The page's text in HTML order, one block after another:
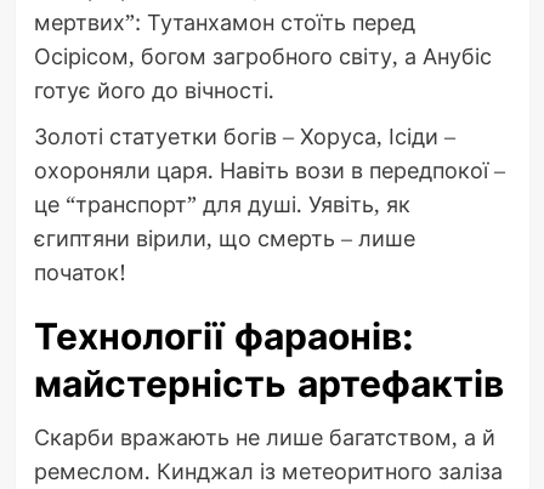
мертвих”: Тутанхамон стоїть перед
Осірісом, богом загробного світу, а Анубіс
готує його до вічності.
Золоті статуетки богів – Хоруса, Ісіди –
охороняли царя. Навіть вози в передпокої –
це “транспорт” для душі. Уявіть, як
єгиптяни вірили, що смерть – лише
початок!
Технології фараонів:
майстерність артефактів
Скарби вражають не лише багатством, а й
ремеслом. Кинджал із метеоритного заліза